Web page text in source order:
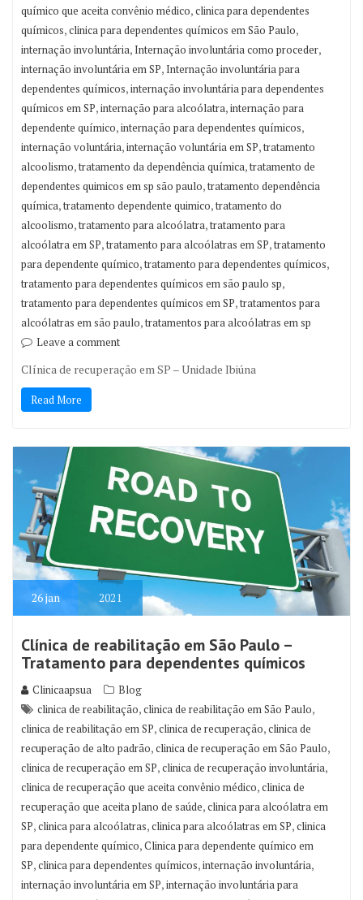
químico que aceita convênio médico,clinica para dependentes
químicos,clinica para dependentes químicos em São Paulo,
internação involuntária, Internação involuntária como proceder,
internação involuntária em SP, Internação involuntária para
dependentes químicos,internação involuntária para dependentes
químicos em SP,internação para alcoólatra,internação para
dependente químico,internação para dependentes químicos,
internação voluntária,internação voluntária em SP,tratamento
alcoolismo,tratamento da dependência química,tratamento de
dependentes quimicos em sp são paulo,tratamento dependência
química,tratamento dependente quimico,tratamento do
alcoolismo,tratamento para alcoólatra,tratamento para
alcoólatra em SP,tratamento para alcoólatras em SP,tratamento
para dependente químico,tratamento para dependentes químicos,
tratamento para dependentes químicos em são paulo sp,
tratamento para dependentes químicos em SP,tratamentos para
alcoólatras em são paulo,tratamentos para alcoólatras em sp
Leave a comment
Clínica de recuperação em SP – Unidade Ibiúna
Read More
26jan 2021
Clínica de reabilitação em São Paulo –
Tratamento para dependentes químicos
Clinicaapsua
Blog
clinica de reabilitação,clinica de reabilitação em São Paulo,
clinica de reabilitação em SP,clinica de recuperação,clinica de
recuperação de alto padrão,clinica de recuperação em São Paulo,
clinica de recuperação em SP,clinica de recuperação involuntária,
clinica de recuperação que aceita convênio médico,clinica de
recuperação que aceita plano de saúde,clinica para alcoólatra em
SP,clinica para alcoólatras,clinica para alcoólatras em SP,clinica
para dependente químico,Clinica para dependente químico em
SP,clinica para dependentes químicos,internação involuntária,
internação involuntária em SP,internação involuntária para